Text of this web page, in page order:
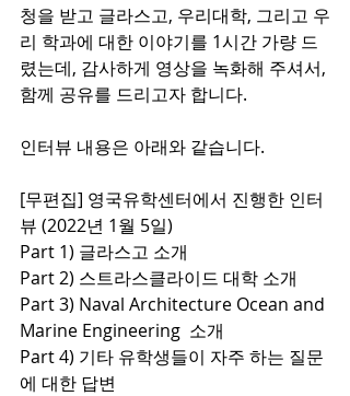
청을 받고 글라스고, 우리대학, 그리고 우
리 학과에 대한 이야기를 1시간 가량 드
렸는데, 감사하게 영상을 녹화해 주셔서,
함께 공유를 드리고자 합니다.
인터뷰 내용은 아래와 같습니다.
[무편집] 영국유학센터에서 진행한 인터
뷰 (2022년 1월 5일)
Part 1) 글라스고 소개
Part 2) 스트라스클라이드 대학 소개
Part 3) Naval Architecture Ocean and
Marine Engineering  소개
Part 4) 기타 유학생들이 자주 하는 질문
에 대한 답변